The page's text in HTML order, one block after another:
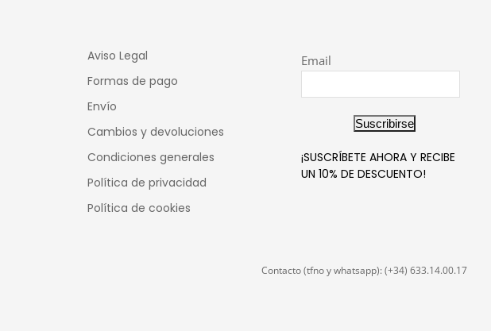
Aviso Legal
Formas de pago
Envío
Cambios y devoluciones
Condiciones generales
Política de privacidad
Política de cookies
Email
Suscribirse
¡SUSCRÍBETE AHORA Y RECIBE
UN 10% DE DESCUENTO!
Contacto (tfno y whatsapp): (+34) 633.14.00.17